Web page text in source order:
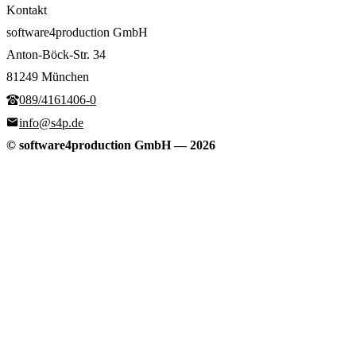
Kontakt
software4production GmbH
Anton-Böck-Str. 34
81249 München
089/4161406-0
info@s4p.de
© software4production GmbH—2026